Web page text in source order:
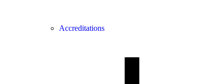
Accreditations